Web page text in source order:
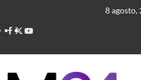
contenido
8 agosto,